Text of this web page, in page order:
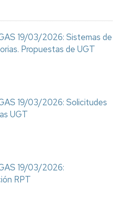
19/03/2026: Sistemas de
Propuestas de UGT
19/03/2026: Solicitudes
UGT
19/03/2026:
RPT